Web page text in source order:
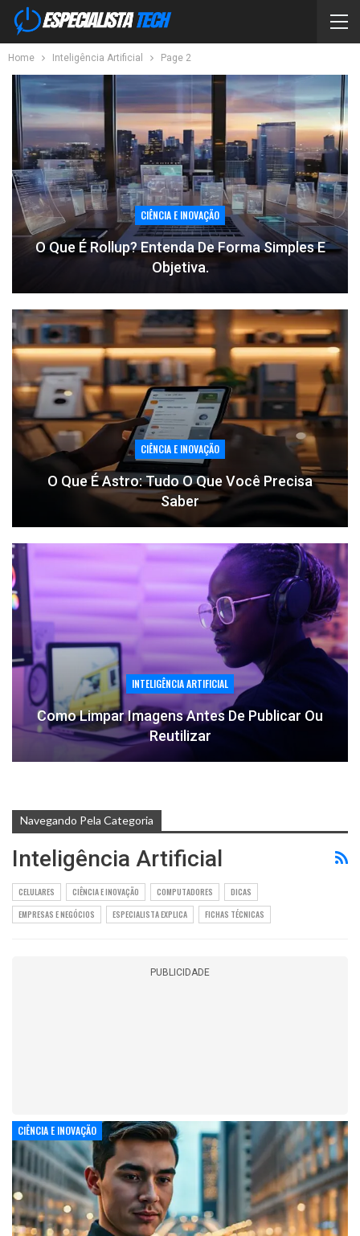
Home Inteligência Artificial Page 2
CIÊNCIA E INOVAÇÃO
O Que É Rollup? Entenda De Forma Simples E
Objetiva.
CIÊNCIA E INOVAÇÃO
O Que É Astro: Tudo O Que Você Precisa
Saber
INTELIGÊNCIA ARTIFICIAL
Como Limpar Imagens Antes De Publicar Ou
Reutilizar
Navegando Pela Categoria
Inteligência Artificial
CELULARES CIÊNCIA E INOVAÇÃO COMPUTADORES
DICAS
EMPRESAS E NEGÓCIOS
ESPECIALISTA EXPLICA FICHAS TÉCNICAS
PUBLICIDADE
CIÊNCIA E INOVAÇÃO